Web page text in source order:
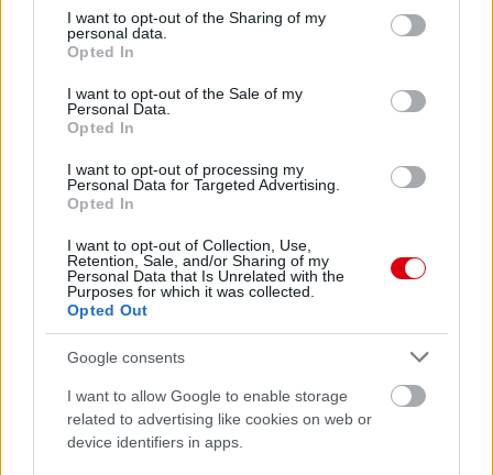
not limited to your visit or usage behaviour. You may click to
grant or deny consent to Google and its third-party tags to
use your data for below specified purposes in below Google
consent section.
I want to opt-out of the Sharing of my
personal data.
Opted In
I want to opt-out of the Sale of my
Personal Data.
Opted In
I want to opt-out of processing my
Personal Data for Targeted Advertising.
Opted In
I want to opt-out of Collection, Use,
Retention, Sale, and/or Sharing of my
Personal Data that Is Unrelated with the
Purposes for which it was collected.
Opted Out
Google consents
I want to allow Google to enable storage
related to advertising like cookies on web or
device identifiers in apps.